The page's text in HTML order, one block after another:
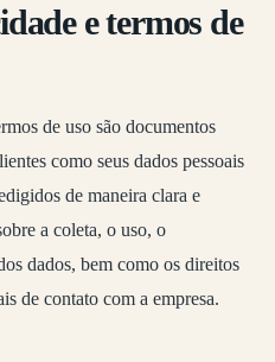
e termos de
de uso são documentos
como seus dados pessoais
de maneira clara e
a coleta, o uso, o
dados, bem como os direitos
de contato com a empresa.